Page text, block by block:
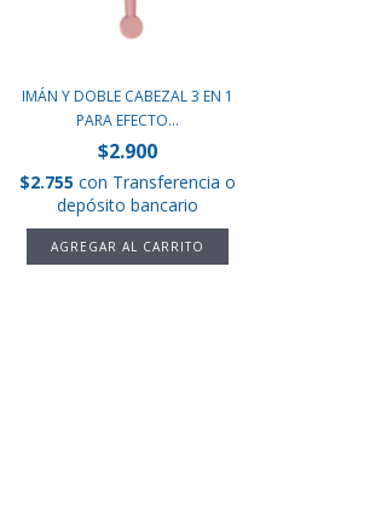
IMÁN Y DOBLE CABEZAL 3 EN 1
PARA EFECTO...
$2.900
$2.755 con Transferencia o
depósito bancario